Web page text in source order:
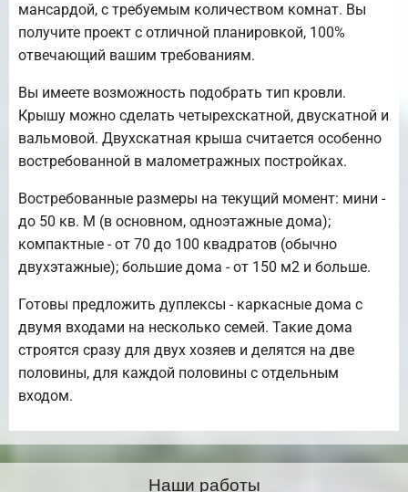
мансардой, с требуемым количеством комнат. Вы
получите проект с отличной планировкой, 100%
отвечающий вашим требованиям.
Вы имеете возможность подобрать тип кровли.
Крышу можно сделать четырехскатной, двускатной и
вальмовой. Двухскатная крыша считается особенно
востребованной в малометражных постройках.
Востребованные размеры на текущий момент: мини -
до 50 кв. М (в основном, одноэтажные дома);
компактные - от 70 до 100 квадратов (обычно
двухэтажные); большие дома - от 150 м2 и больше.
Готовы предложить дуплексы - каркасные дома с
двумя входами на несколько семей. Такие дома
строятся сразу для двух хозяев и делятся на две
половины, для каждой половины с отдельным
входом.
Наши работы